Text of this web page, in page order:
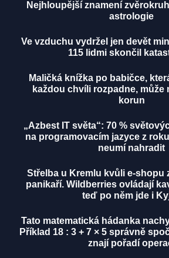
Nejhloupější znamení
astrologie
Ve vzduchu vydržel jen devět
115 lidmi skončil
Maličká knížka po babičce,
každou chvíli rozpadne, může
korun
„Azbest IT světa“: 70 %
na programovacím jazyce z
neumí nahradit
Střelba u Kremlu kvůli e-shopu
panikaří. Wildberries ovládají
teď po něm jde i
Tato matematická hádanka
Příklad 18 : 3 + 7 × 5 správně
znají pořadí